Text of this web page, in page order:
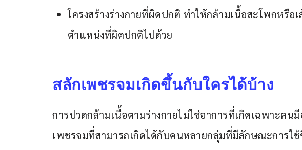
โครงสร้างร่างกายที่ผิดปกติ ทำให้กล้ามเนื้อสะโพกหรือ
ตำแหน่งที่ผิดปกติไปด้วย
สลักเพชรจมเกิดขึ้นกับใครได้บ้าง
การปวดกล้ามเนื้อตามร่างกายไม่ใช่อาการที่เกิดเฉพาะคน
เพชรจมที่สามารถเกิดได้กับคนหลายกลุ่มที่มีลักษณะการใ